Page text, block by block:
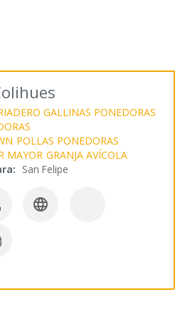
GALLINAS PONEDORAS
POLLAS PONEDORAS
MAYOR GRANJA AVÍCOLA
San Felipe
